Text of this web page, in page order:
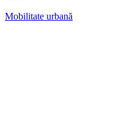
Mobilitate urbană